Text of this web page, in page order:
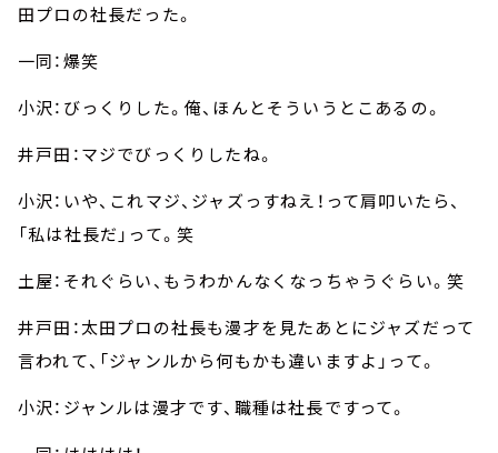
田プロの社長だった。
一同：爆笑
小沢：びっくりした。俺、ほんとそういうとこあるの。
井戸田：マジでびっくりしたね。
小沢：いや、これマジ、ジャズっすねえ！って肩叩いたら、
「私は社長だ」って。笑
土屋：それぐらい、もうわかんなくなっちゃうぐらい。笑
井戸田：太田プロの社長も漫才を見たあとにジャズだって
言われて、「ジャンルから何もかも違いますよ」って。
小沢：ジャンルは漫才です、職種は社長ですって。